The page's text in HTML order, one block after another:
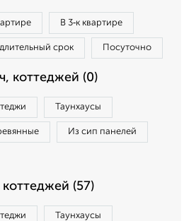
В 3‑к квартире
срок Посуточно
коттеджей (0)
Таунхаусы
Из сип панелей
(57)
Таунхаусы